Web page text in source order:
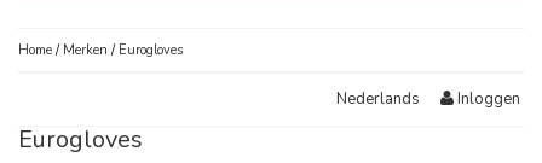
Home / Merken / Eurogloves
Nederlands Inloggen
Eurogloves